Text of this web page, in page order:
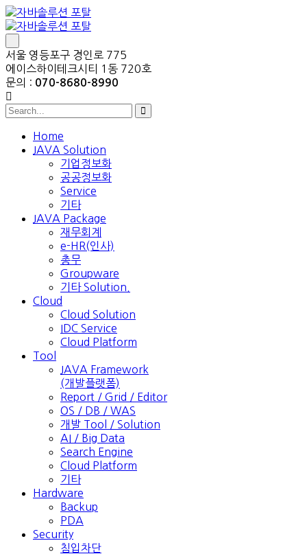
서울 영등포구 경인로 775
에이스하이테크시티 1동 720호
문의 : 070-8680-8990
Home
JAVA Solution
기업정보화
공공정보화
Service
기타
JAVA Package
재무회계
e-HR(인사)
총무
Groupware
기타 Solution.
Cloud
Cloud Solution
IDC Service
Cloud Platform
Tool
JAVA Framework
(개발플랫폼)
Report / Grid / Editor
OS / DB / WAS
개발 Tool / Solution
AI / Big Data
Search Engine
Cloud Platform
기타
Hardware
Backup
PDA
Security
침입차단